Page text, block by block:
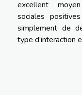
excellent
sociales
simplement de
type d’interaction